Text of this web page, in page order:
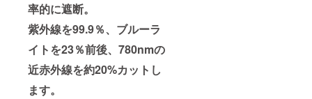
率的に遮断。
紫外線を99.9％、ブルーラ
イトを23％前後、780nmの
近赤外線を約20%カットし
ます。